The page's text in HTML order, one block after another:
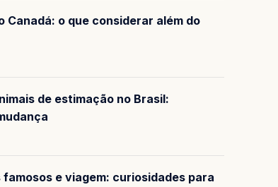
Canadá: o que considerar além do
de estimação no Brasil:
e viagem: curiosidades para